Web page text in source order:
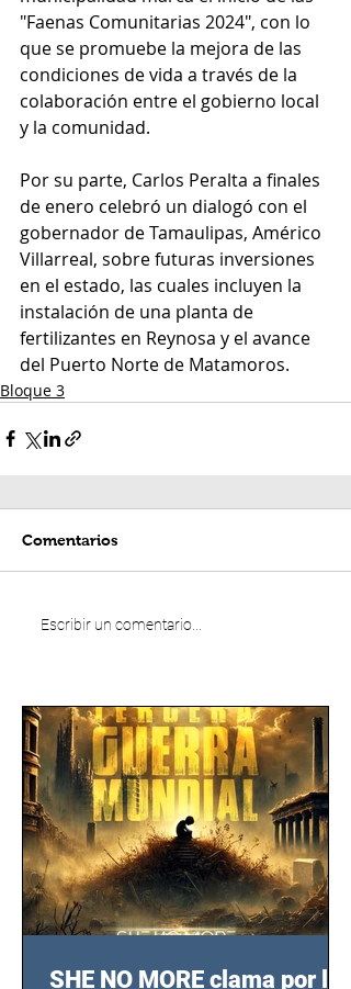
"Faenas Comunitarias 2024", con lo
que se promuebe la mejora de las
condiciones de vida a través de la
colaboración entre el gobierno local
y la comunidad.
Por su parte, Carlos Peralta a finales
de enero celebró un dialogó con el
gobernador de Tamaulipas, Américo
Villarreal, sobre futuras inversiones
en el estado, las cuales incluyen la
instalación de una planta de
fertilizantes en Reynosa y el avance
del Puerto Norte de Matamoros.
Bloque 3
Comentarios
Escribir un comentario...
SHE NO MORE clama por las